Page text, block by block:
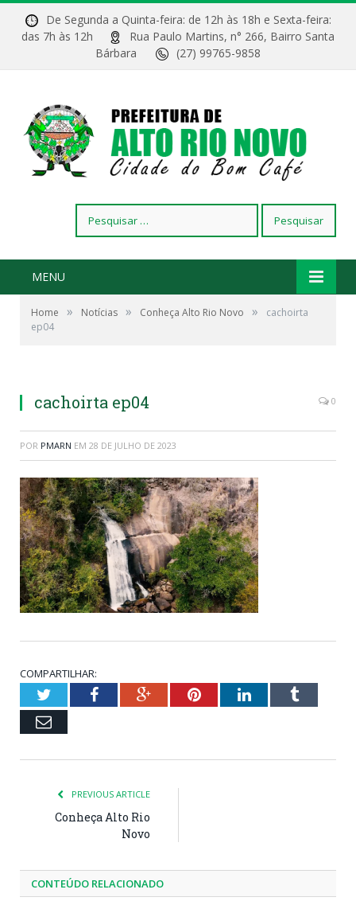
De Segunda a Quinta-feira: de 12h às 18h e Sexta-feira:
das 7h às 12h
Rua Paulo Martins, n° 266, Bairro Santa
Bárbara
(27) 99765-9858
por:
MENU
Home » Notícias » Conheça Alto Rio Novo »
cachoirta
ep04
cachoirta ep04 0
POR PMARN EM 28 DE JULHO DE 2023
COMPARTILHAR:
TwitterFacebookGoogle+PinterestLinkedInTumblr
Email
PREVIOUS ARTICLE
Conheça Alto Rio
Novo
CONTEÚDO RELACIONADO